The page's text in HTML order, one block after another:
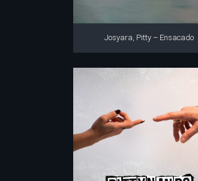
Josyara, Pitty – Ensacado